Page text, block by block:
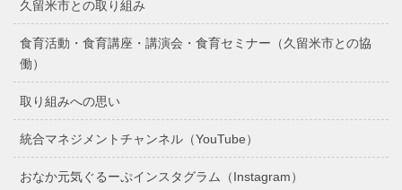
久留米市との取り組み
食育活動・食育講座・講演会・食育セミナー（久留米市との協
働）
取り組みへの思い
統合マネジメントチャンネル（YouTube）
おなか元気ぐるーぷインスタグラム（Instagram）